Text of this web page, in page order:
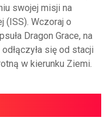
swojej misji na
(ISS). Wczoraj o
Dragon Grace, na
się od stacji
w kierunku Ziemi.